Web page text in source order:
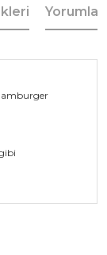
Yorumlar